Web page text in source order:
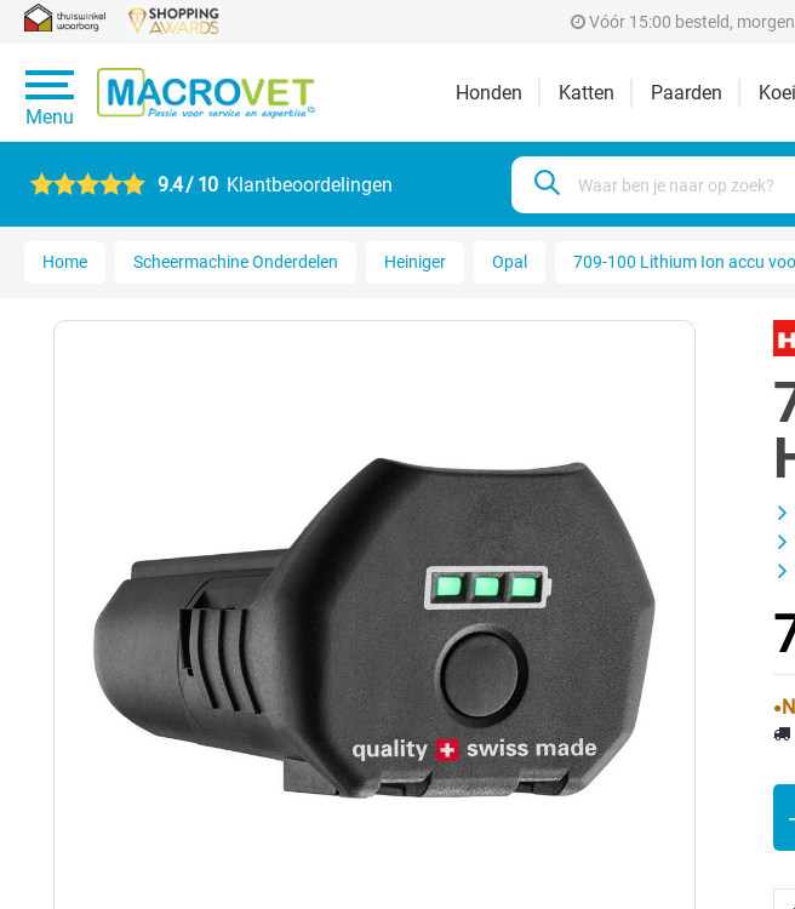
Vóór 15:00 besteld,
Menu
Honden Katten Paarden
9.4 / 10 Klantbeoordelingen
Home Scheermachine Onderdelen Heiniger Opal 709-100 Lithium Ion accu
-